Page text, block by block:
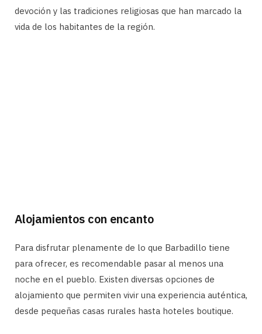
devoción y las tradiciones religiosas que han marcado la
vida de los habitantes de la región.
Alojamientos con encanto
Para disfrutar plenamente de lo que Barbadillo tiene
para ofrecer, es recomendable pasar al menos una
noche en el pueblo. Existen diversas opciones de
alojamiento que permiten vivir una experiencia auténtica,
desde pequeñas casas rurales hasta hoteles boutique.